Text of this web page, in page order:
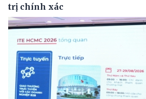
trị chính xác